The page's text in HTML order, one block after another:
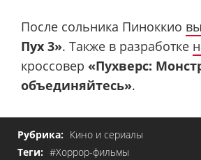
После сольника Пиноккио
Пух 3». Также в разработке
кроссовер «Пухверс:
объединяйтесь».
Рубрика: Кино и сериалы
Теги: #Хоррор-фильмы